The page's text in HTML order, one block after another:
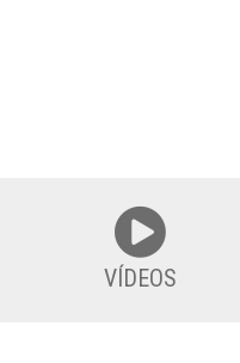
VÍDEOS